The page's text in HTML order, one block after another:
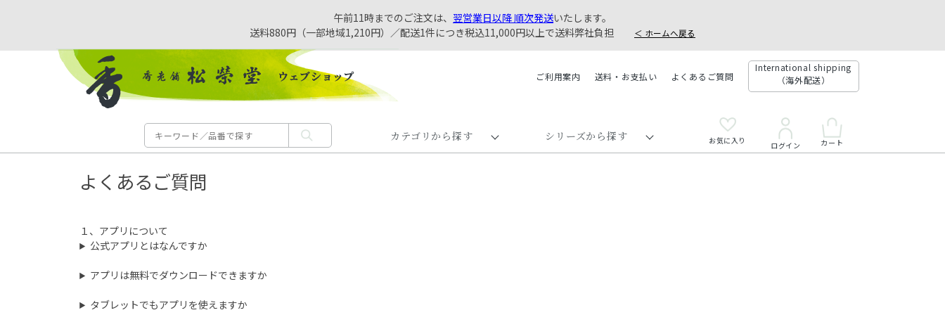
午前11時までのご注文は、 翌営業日以降 順次発送いたします。
送料880円（一部地域1,210円）／配送1件につき税込11,000円以上で送料弊社負担
＜ ホームへ戻る
ご利用案内 送料・お支払い よくあるご質問
International shipping
（海外配送）
カテゴリから探す シリーズから探す お気に入り ログイン カート
よくあるご質問
１、アプリについて
公式アプリとはなんですか
アプリは無料でダウンロードできますか
タブレットでもアプリを使えますか